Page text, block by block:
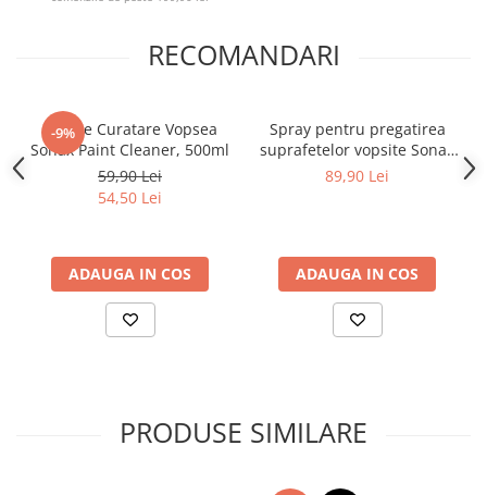
RECOMANDARI
-9%
Solutie Curatare Vopsea
Sonax Paint Cleaner, 500ml
59,90 Lei
54,50 Lei
ADAUGA IN COS
Spray pentru pregatirea
suprafetelor vopsite Sonax
Profiline Finish Control,
89,90 Lei
ADAUGA IN COS
PRODUSE SIMILARE